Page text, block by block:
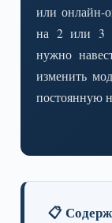
или онлайн-
на 2 или 3
нужно
изменить
постоянную
📋